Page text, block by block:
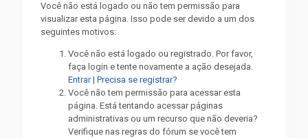
Você não está logado ou não tem permissão para
visualizar esta página. Isso pode ser devido a um dos
seguintes motivos:
Você não está logado ou registrado. Por favor,
faça login e tente novamente a ação desejada.
Entrar|Precisa se registrar?
Você não tem permissão para acessar esta
página. Está tentando acessar páginas
administrativas ou um recurso que não deveria?
Verifique nas regras do fórum se você tem